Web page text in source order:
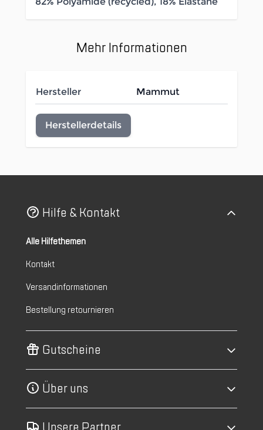
Mehr Informationen
Hersteller Mammut
Herstellerdetails
Hilfe & Kontakt
Alle Hilfethemen
Kontakt
Versandinformationen
Bestellung retournieren
Gutscheine
Über uns